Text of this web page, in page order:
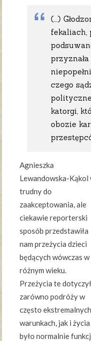
(…)
fekaliach,
czego
katorgi,
obozie
Agnieszka
Lewandowska-Kąkol
trudny do
zaakceptowania, ale
ciekawie reporterski
sposób przedstawiła
nam przeżycia dzieci
będących wówczas w
różnym wieku.
Przeżycia te
zarówno podróży w
często ekstremalnych
warunkach, jak i
było normalnie